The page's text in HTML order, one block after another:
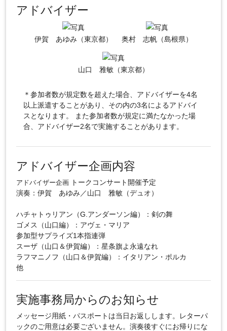
アドバイザー
伊賀 あゆみ（東京都） 奥村 志帆（島根県）
山口 雅敏（東京都）
＊参加者数が規定数を超えた場合、アドバイザーを4名
以上派遣することがあり、その内の3名によるアドバイ
スとなります。 また参加者数が規定に満たなかった場
合、アドバイザー2名で実施することがあります。
アドバイザー企画内容
アドバイザー企画トークコンサート開催予定
演奏：伊賀 あゆみ／山口 雅敏（デュオ）
ハチャトゥリアン（G.アンダーソン編）：剣の舞
ゴメス（山口編）：アヴェ・マリア
参加型サプライズ1本指連弾
スーザ（山口＆伊賀編）：星条旗よ永遠なれ
ラフマニノフ（山口＆伊賀編）：イタリアン・ポルカ
他
実施事務局からのお知らせ
メッセージ用紙・パスポートは当日お返しします。レターパ
ックのご用意は必要ございません。演奏後すぐにお帰りにな